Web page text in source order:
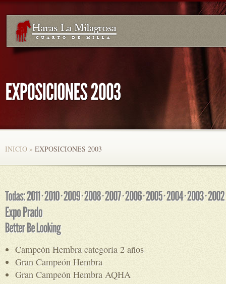
INICIO » EXPOSICIONES 2003
Campeón Hembra categoría 2 años
Gran Campeón Hembra
Gran Campeón Hembra AQHA